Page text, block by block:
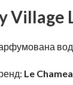
Village
Le